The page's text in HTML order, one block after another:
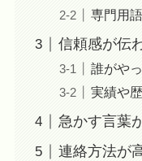
専門用
信頼感が伝
誰がや
実績や
急かす言葉
連絡方法が